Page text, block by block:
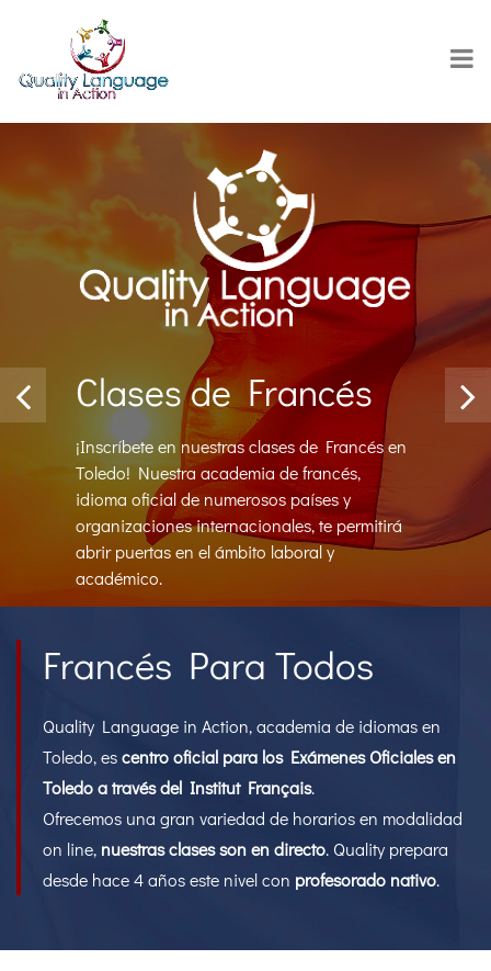
Clases de Francés
¡Inscríbete en nuestras clases de Francés en
Toledo! Nuestra academia de francés,
idioma oficial de numerosos países y
organizaciones internacionales, te permitirá
abrir puertas en el ámbito laboral y
académico.
Francés Para Todos
Quality Language in Action, academia de idiomas en
Toledo, escentro oficial para los Exámenes Oficiales en
Toledo a través del Institut Français.
Ofrecemos una gran variedad de horarios en modalidad
on line, nuestras clases son en directo. Quality prepara
desde hace 4 años este nivel con profesorado nativo.